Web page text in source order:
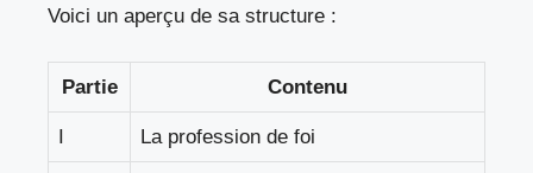
Voici un aperçu de sa structure :
Partie Contenu
I La profession de foi